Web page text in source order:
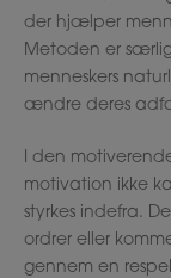
der hjælper
Metoden er
menneskers
ændre deres
I den
motivation ikke
styrkes indefra.
ordrer eller
gennem en